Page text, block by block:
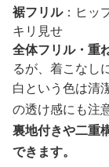
裾フリル：ヒッ
キリ見せ
全体フリル・重
るが、着こなし
白という色は清
の透け感にも注
裏地付きや二重
できます。